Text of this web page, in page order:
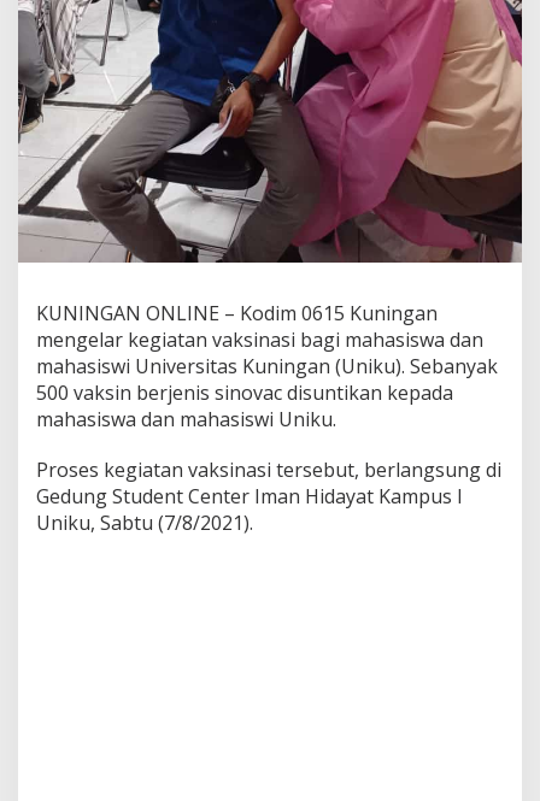
KUNINGAN ONLINE – Kodim 0615 Kuningan
mengelar kegiatan vaksinasi bagi mahasiswa dan
mahasiswi Universitas Kuningan (Uniku). Sebanyak
500 vaksin berjenis sinovac disuntikan kepada
mahasiswa dan mahasiswi Uniku.
Proses kegiatan vaksinasi tersebut, berlangsung di
Gedung Student Center Iman Hidayat Kampus I
Uniku, Sabtu (7/8/2021).